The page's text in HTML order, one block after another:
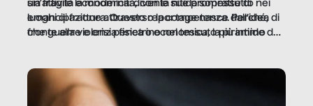
un’attività economica: diventa nitida soprattutto nei
luoghi di frattura. Questo reportage nasce dall’idea
che guerre e crisi penetrino nel tessuto più intimo
sia fragile la modernità, con le sue promesse di
emancipazione attraverso la competenza. Perché, di
fronte alla violenza fisica o economica, la piramide del